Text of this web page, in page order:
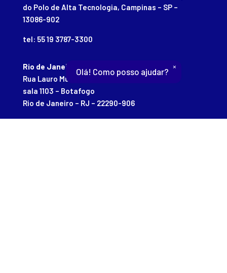
do Polo de Alta Tecnologia, Campinas – SP –
13086-902
tel: 55 19 3787-3300
Rio de Janeiro
Rua Lauro Müller, 116
sala 1103 – Botafogo
Rio de Janeiro – RJ – 22290-906
Olá! Como posso ajudar?
×